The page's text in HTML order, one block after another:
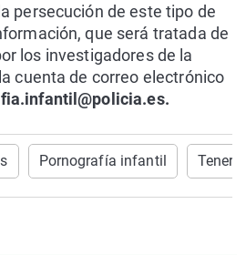
persecución de este tipo de
que será tratada de
los investigadores de la
cuenta de correo electrónico
Pornografía infantil